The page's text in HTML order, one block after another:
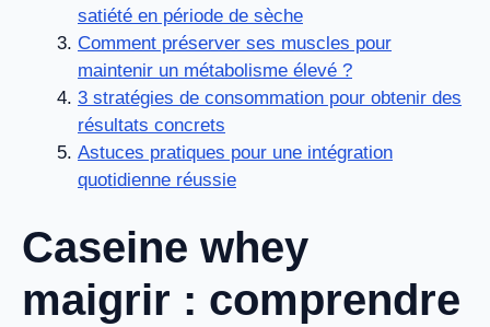
satiété en période de sèche
Comment préserver ses muscles pour
maintenir un métabolisme élevé ?
3 stratégies de consommation pour obtenir des
résultats concrets
Astuces pratiques pour une intégration
quotidienne réussie
Caseine whey
maigrir : comprendre